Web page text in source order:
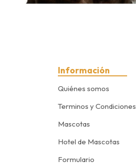
Información
Quiénes somos
Terminos y Condiciones
Mascotas
Hotel de Mascotas
Formulario